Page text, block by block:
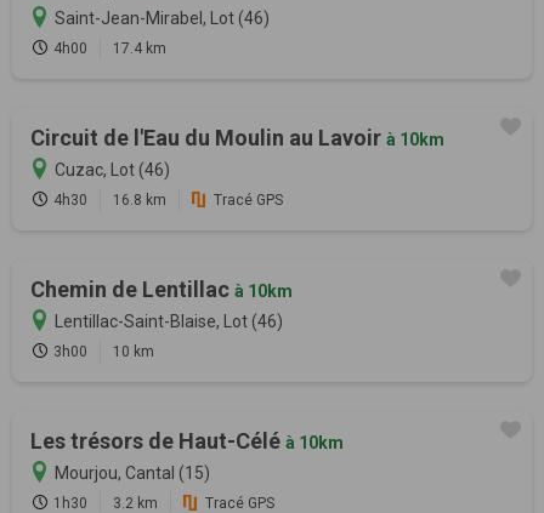
Saint-Jean-Mirabel, Lot (46)
4h00 17.4 km
Circuit de l'Eau du Moulin au Lavoir à 10km
Cuzac, Lot (46)
4h30 16.8 km Tracé GPS
Chemin de Lentillac à 10km
Lentillac-Saint-Blaise, Lot (46)
3h00 10 km
Les trésors de Haut-Célé à 10km
Mourjou, Cantal (15)
1h30 3.2 km Tracé GPS